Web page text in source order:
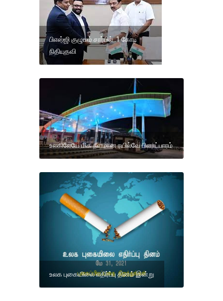
பிஎஸ்ஜி குழுமம் சார்பில் .1 கோடி
நிதியுதவி
உலகிலேயே மிக நீளமான ரயில்வே பிளாட்பாரம்
உலக புகையிலை எதிர்ப்பு தினம் இன்று